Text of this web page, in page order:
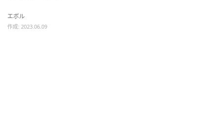
エボル
作成: 2023.06.09